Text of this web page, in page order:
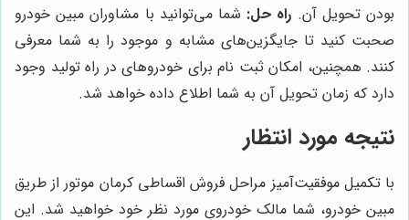
بودن تحویل آن. راه حل: شما می‌توانید با مشاوران مبین خودرو
صحبت کنید تا جایگزین‌های مشابه و موجود را به شما معرفی
کنند. همچنین، امکان ثبت نام برای خودروهای در راه تولید وجود
دارد که زمان تحویل آن به شما اطلاع داده خواهد شد.
نتیجه مورد انتظار
با تکمیل موفقیت‌آمیز مراحل فروش اقساطی کرمان موتور از طریق
مبین خودرو، شما مالک خودروی مورد نظر خود خواهید شد. این